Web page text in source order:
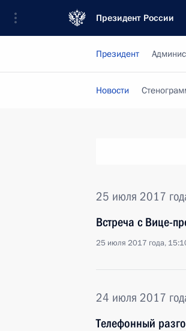
Президент России
Президент
Новости
25 июля 2017
Встреча с Вице-
25 июля 2017 года,
24 июля 2017
Телефонный